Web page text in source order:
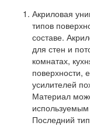
Акриловая
типов
составе.
для стен и
комнатах,
поверхности,
усилителей
Материал
Последний